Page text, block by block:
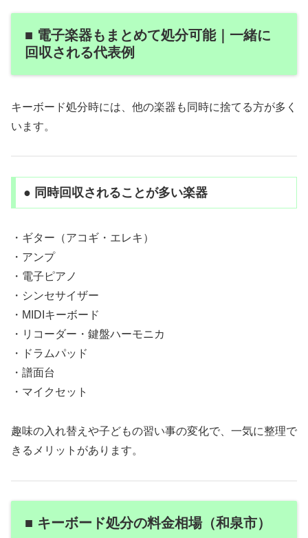
■ 電子楽器もまとめて処分可能｜一緒に
回収される代表例
キーボード処分時には、他の楽器も同時に捨てる方が多く
います。
● 同時回収されることが多い楽器
・ギター（アコギ・エレキ）
・アンプ
・電子ピアノ
・シンセサイザー
・MIDIキーボード
・リコーダー・鍵盤ハーモニカ
・ドラムパッド
・譜面台
・マイクセット
趣味の入れ替えや子どもの習い事の変化で、一気に整理で
きるメリットがあります。
■ キーボード処分の料金相場（和泉市）